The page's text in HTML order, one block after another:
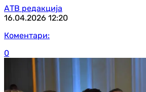
АТВ редакција
16.04.2026 12:20
Коментари:
0